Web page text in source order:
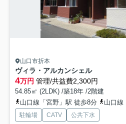
山口市折本
ヴィラ・アルカンシェル
4万円 管理/共益費2,300円
54.85㎡ (2LDK) /築18年 /2階建
山口線「宮野」駅 徒歩8分
山口線
駐輪場 CATV 公共下水